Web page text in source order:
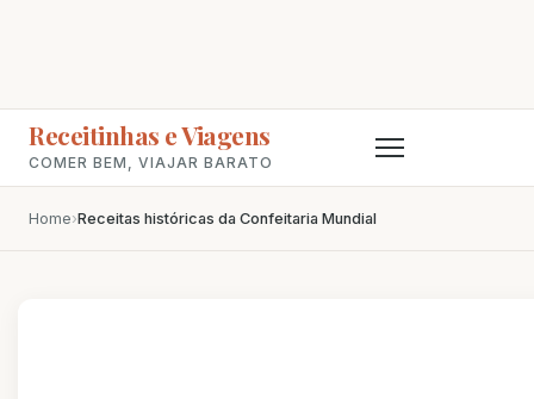
Receitinhas e Viagens
COMER BEM, VIAJAR BARATO
Home›Receitas históricas da Confeitaria Mundial